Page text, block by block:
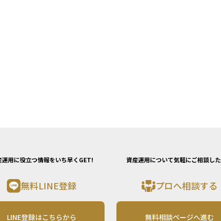
運用に役立つ情報をいち早くGET!
無料LINE登録
LINE登録はこちらから
資産運用について気軽にご相談し
プロへ相談する
無料相談ページへ進む